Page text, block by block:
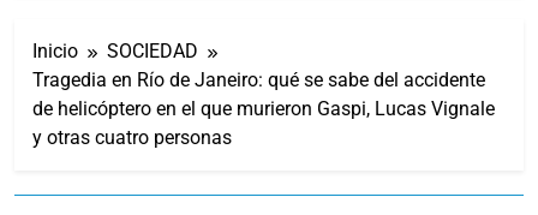
Inicio
SOCIEDAD
Tragedia en Río de Janeiro: qué se sabe del accidente
de helicóptero en el que murieron Gaspi, Lucas Vignale
y otras cuatro personas